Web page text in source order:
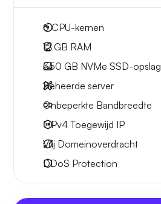
6CPU-kernen
12 GB RAM
350 GB NVMe SSD-opslag
Beheerde server
Onbeperkte Bandbreedte
1 IPv4 Toegewijd IP
Vrij Domeinoverdracht
DDoS Protection